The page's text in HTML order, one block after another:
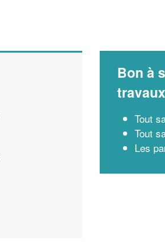
Bon à
travaux
Tout
Tout
Les